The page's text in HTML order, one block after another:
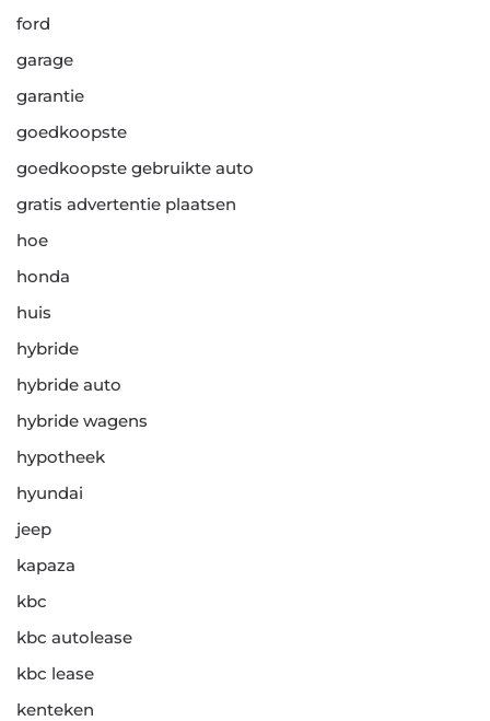
ford
garage
garantie
goedkoopste
goedkoopste gebruikte auto
gratis advertentie plaatsen
hoe
honda
huis
hybride
hybride auto
hybride wagens
hypotheek
hyundai
jeep
kapaza
kbc
kbc autolease
kbc lease
kenteken